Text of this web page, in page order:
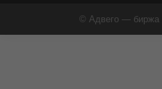
© Адвего — биржа